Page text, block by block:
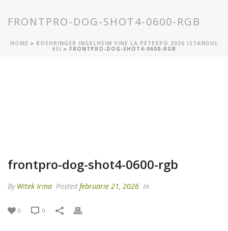
FRONTPRO-DOG-SHOT4-0600-RGB
HOME » BOEHRINGER INGELHEIM VINE LA PETEXPO 2026 (STANDUL
65) » FRONTPRO-DOG-SHOT4-0600-RGB
frontpro-dog-shot4-0600-rgb
By Witek Irina Posted februarie 21, 2026 In
0 0